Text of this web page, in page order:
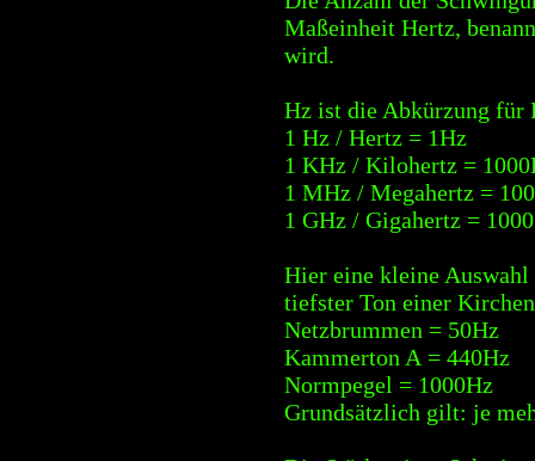
Maßeinheit Hertz,
wird.
Hz ist die Abkürzung für
1 Hz / Hertz = 1Hz
1 KHz / Kilohertz =
1 MHz / Megahertz =
1 GHz / Gigahertz =
Hier eine kleine
tiefster Ton einer
Netzbrummen = 50Hz
Kammerton A = 440Hz
Normpegel = 1000Hz
Grundsätzlich gilt: je